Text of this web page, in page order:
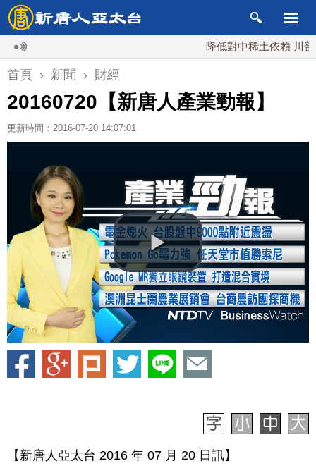
降低對中稀土依賴 川普宣布
首頁 › 新聞 › 財經
20160720【新唐人產業勁報】
更新時間：2016-07-20 14:07:01
【新唐人亞太台 2016 年 07 月 20 日訊】